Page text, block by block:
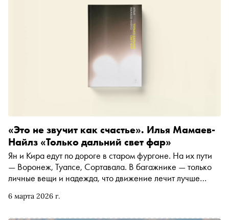
6 марта 2026 г.
«Это не звучит как счастье». Илья Мамаев-
Найлз «Только дальний свет фар»
Ян и Кира едут по дороге в старом фургоне. На их пути
— Воронеж, Туапсе, Сортавала. В багажнике — только
личные вещи и надежда, что движение лечит лучше
будущее, а большой разговор о современной России и